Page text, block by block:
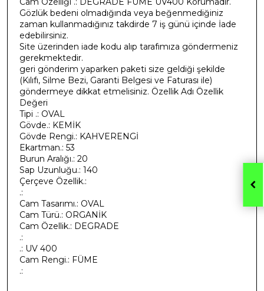
Gözlük bedeni olmadığında veya beğenmediğiniz
zaman kullanmadığınız takdirde 7 iş günü içinde İade
edebilirsiniz.
Site üzerinden iade kodu alıp tarafımıza göndermeniz
gerekmektedir.
geri gönderim yaparken paketi size geldiği şekilde
(Kılıfı, Silme Bezi, Garanti Belgesi ve Faturası ile)
göndermeye dikkat etmelisiniz. Özellik Adı Özellik
Değeri
Tipi .: OVAL
Gövde.: KEMİK
Gövde Rengi.: KAHVERENGİ
Ekartman.: 53
Burun Aralığı.: 20
Sap Uzunluğu.: 140
Çerçeve Özellik.:
.:
Cam Tasarımı.: OVAL
Cam Türü.: ORGANİK
Cam Özellik.: DEGRADE
.:
.: UV 400
Cam Rengi.: FÜME
.: